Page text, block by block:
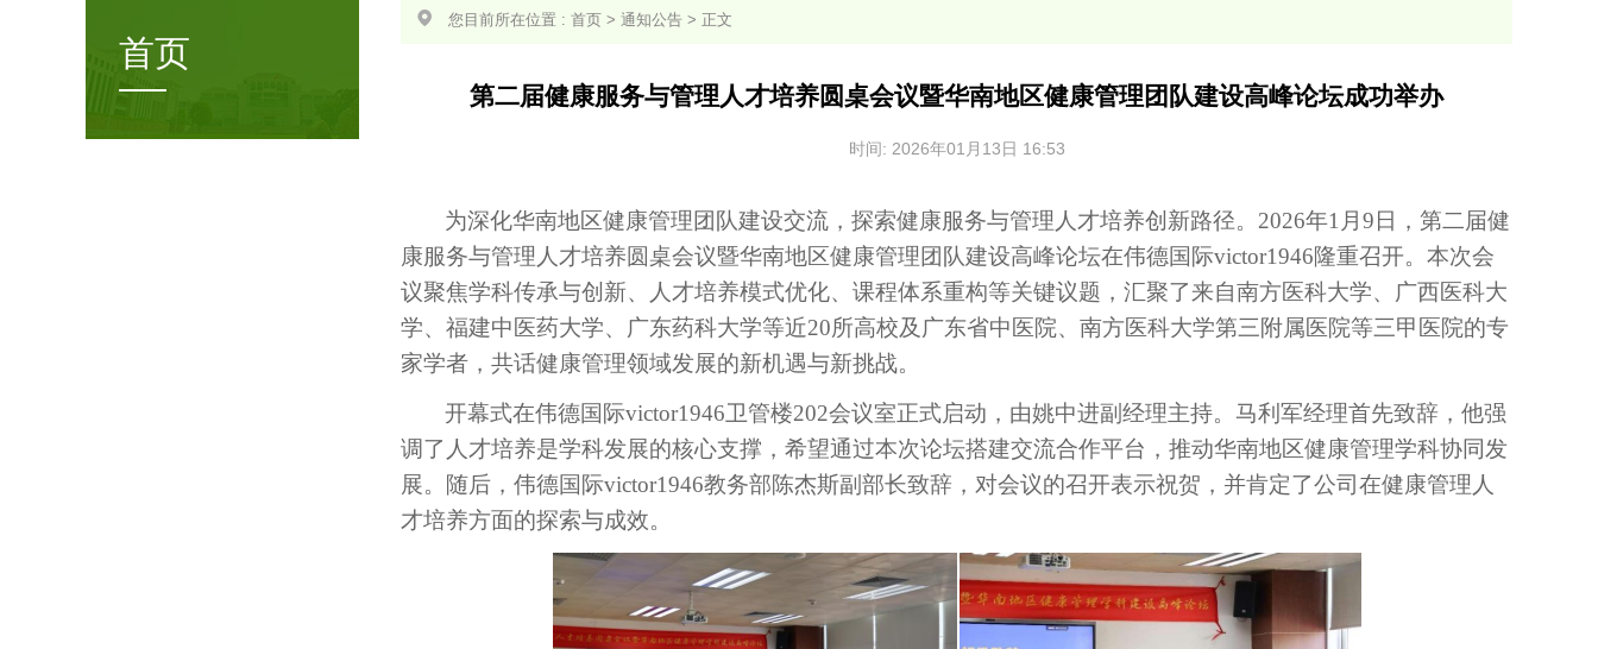
首页
您目前所在位置 : 首页 > 通知公告 > 正文
第二届健康服务与管理人才培养圆桌会议暨华南地区健康管理团队建设高峰论坛成功举办
时间: 2026年01月13日 16:53
为深化华南地区健康管理团队建设交流，探索健康服务与管理人才培养创新路径。 2026年1月9日，第二届健
康服务与管理人才培养圆桌会议暨华南地区健康管理团队建设高峰论坛在伟德国际victor1946隆重召开。本次会
议聚焦学科传承与创新、人才培养模式优化、课程体系重构等关键议题，汇聚了来自南方医科大学、广西医科大
学、福建中医药大学、广东药科大学等近20所高校及 广东省中医院、南方医科大学第三附属医院等三甲医院的专
家学者，共话健康管理领域发展的新机遇与新挑战。
开幕式在伟德国际victor1946卫管楼202会议室正式启动 ， 由姚中进副经理主持。 马利军经理首先致辞，他强
调了人才培养是学科发展的核心支撑，希望通过本次论坛搭建交流合作平台，推动华南地区健康管理学科协同发
展。随后，伟德国际victor1946教务部陈杰斯副部长致辞，对会议的召开表示祝贺，并肯定了公司在健康管理人
才培养方面的探索与成效。